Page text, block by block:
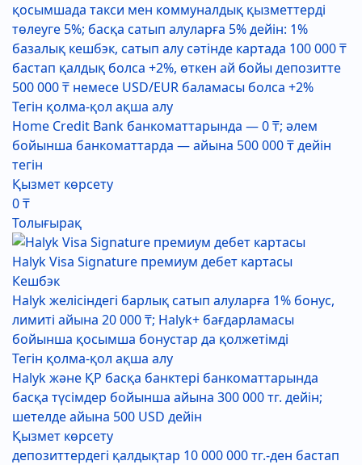
қосымшада такси мен коммуналдық қызметтерді
төлеуге 5%; басқа сатып алуларға 5% дейін: 1%
базалық кешбэк, сатып алу сәтінде картада 100 000 ₸
бастап қалдық болса +2%, өткен ай бойы депозитте
500 000 ₸ немесе USD/EUR баламасы болса +2%
Тегін қолма-қол ақша алу
Home Credit Bank банкоматтарында — 0 ₸; әлем
бойынша банкоматтарда — айына 500 000 ₸ дейін
тегін
Қызмет көрсету
0 ₸
Толығырақ
Halyk Visa Signature премиум дебет картасы
Кешбэк
Halyk желісіндегі барлық сатып алуларға 1% бонус,
лимиті айына 20 000 ₸; Halyk+ бағдарламасы
бойынша қосымша бонустар да қолжетімді
Тегін қолма-қол ақша алу
Halyk және ҚР басқа банктері банкоматтарында
басқа түсімдер бойынша айына 300 000 тг. дейін;
шетелде айына 500 USD дейін
Қызмет көрсету
депозиттердегі қалдықтар 10 000 000 тг.-ден бастап